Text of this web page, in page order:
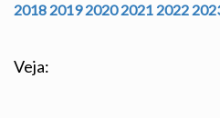
2018 2019 2020 2021 2022
Veja: